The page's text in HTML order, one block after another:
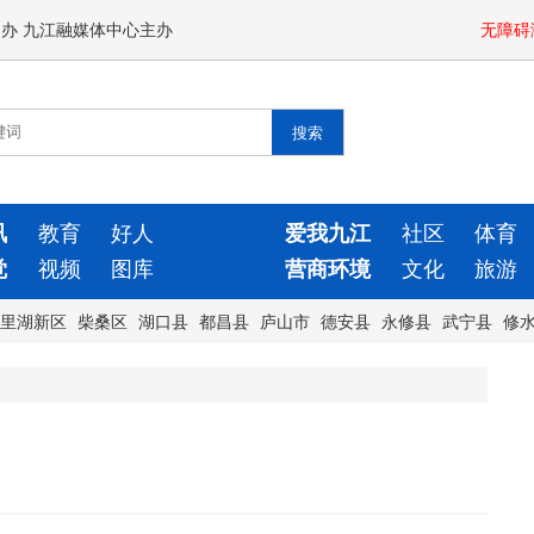
九江融媒体中心主办 无障
教育 好人 爱我九江 社区
体育
视频 图库 营商环境 文化 旅游
湖新区 柴桑区 湖口县 都昌县 庐山市 德安县 永修县 武宁县 修